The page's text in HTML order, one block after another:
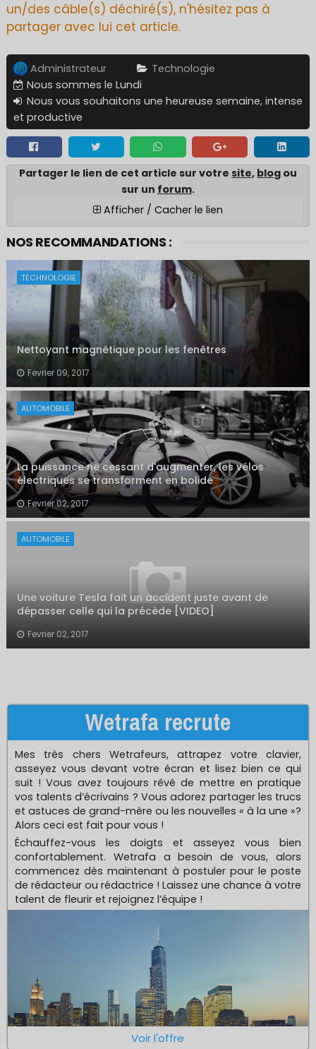
un/des câble(s) déchiré(s), n'hésitez pas à
partager avec lui cet article.
Administrateur
Technologie
Nous sommes le Lundi
Nous vous souhaitons une heureuse semaine, intense
et productive
Partager le lien de cet article sur votre site, blog ou
sur un forum.
Afficher / Cacher le lien
NOS RECOMMANDATIONS :
TECHNOLOGIE
Nettoyant magnétique pour les fenêtres
Fevrier 09, 2017
AUTOMOBILE
La puissance ne cessant d'augmenter, les vélos
électriques se transforment en bolide
Fevrier 02, 2017
AUTOMOBILE
Une voiture Tesla fait un accident juste avant de
dépasser celle qui la précède [VIDEO]
Fevrier 02, 2017
Wetrafa recrute
Mes très chers Wetrafeurs, attrapez votre clavier,
asseyez vous devant votre écran et lisez bien ce qui
suit ! Vous avez toujours rêvé de mettre en pratique
vos talents d’écrivains ? Vous adorez partager les trucs
et astuces de grand-mère ou les nouvelles « à la une »?
Alors ceci est fait pour vous !
Échauffez-vous les doigts et asseyez vous bien
confortablement. Wetrafa a besoin de vous, alors
commencez dès maintenant à postuler pour le poste
de rédacteur ou rédactrice ! Laissez une chance à votre
talent de fleurir et rejoignez l’équipe !
Voir l'offre